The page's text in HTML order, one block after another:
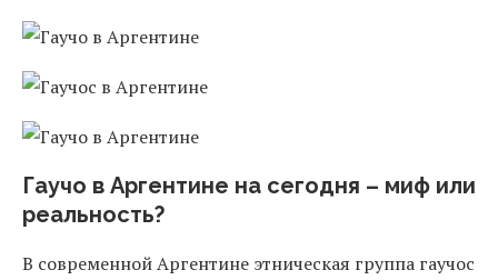
Гаучо в Аргентине на сегодня – миф или
реальность?
В современной Аргентине этническая группа гаучос